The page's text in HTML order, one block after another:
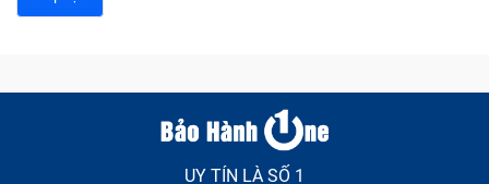
không may làm rơi vớ chiếc máy tính bảng khiến vỏ
Lỗi pin:Lỗi này bao gồm tablet nhanh hết pin, sạc
không vào, sạc không đầy, báo pin ảo,...
Các lỗi khác: Chiếc Chữa Lấy Ngay Trong Ngày bị treo
UY TÍN LÀ SỐ 1